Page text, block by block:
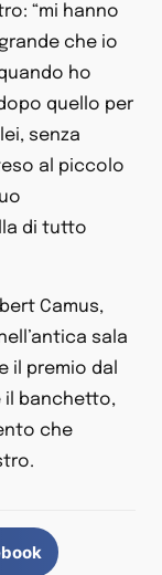
“mi hanno
che io
ho
quello per
senza
al piccolo
di tutto
Camus,
sala
il premio dal
il banchetto,
che